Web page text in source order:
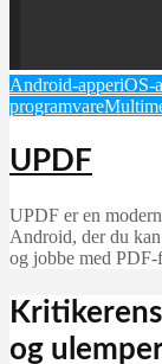
Android-apperiOS-
programvare
UPDF
UPDF er en
Android, der du
og jobbe med
og